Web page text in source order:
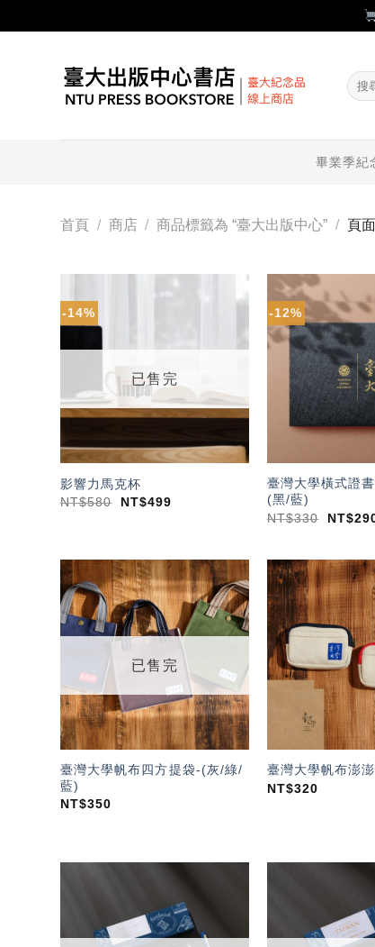
搜
尋
畢業季紀
首頁 / 商店 / 商品標籤為 “臺大出版中心” / 頁
-14%
望輕
已售完
影響力馬克杯
NT$580 NT$499
-12%
臺灣大學橫式證
(黑/藍)
NT$330 NT$
加入
「願
望輕
已售完
臺灣大學帆布四方提袋-(灰/綠/
藍)
NT$350
臺灣大學帆布澎
NT$320
望輕